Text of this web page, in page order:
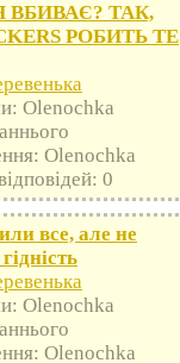
ВБИВАЄ? ТАК,
РОБИТЬ ТЕ
Olenochka
Olenochka
0
все, але не
Olenochka
Olenochka